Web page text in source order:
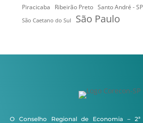
Piracicaba Ribeirão Preto Santo André - SP
São Caetano do Sul
São Paulo
O Conselho Regional de Economia – 2ª